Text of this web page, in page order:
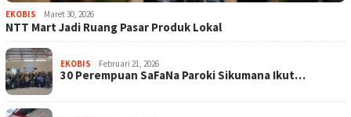
EKOBIS Maret 30, 2026
NTT Mart Jadi Ruang Pasar Produk Lokal
EKOBIS Februari 21, 2026
30 Perempuan SaFaNa Paroki Sikumana Ikut…